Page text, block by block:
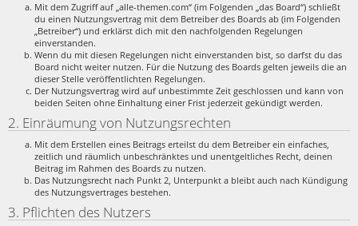
Mit dem Zugriff auf „alle-themen.com“ (im Folgenden „das Board“) schließt
du einen Nutzungsvertrag mit dem Betreiber des Boards ab (im Folgenden
„Betreiber“) und erklärst dich mit den nachfolgenden Regelungen
einverstanden.
Wenn du mit diesen Regelungen nicht einverstanden bist, so darfst du das
Board nicht weiter nutzen. Für die Nutzung des Boards gelten jeweils die an
dieser Stelle veröffentlichten Regelungen.
Der Nutzungsvertrag wird auf unbestimmte Zeit geschlossen und kann von
beiden Seiten ohne Einhaltung einer Frist jederzeit gekündigt werden.
2. Einräumung von Nutzungsrechten
Mit dem Erstellen eines Beitrags erteilst du dem Betreiber ein einfaches,
zeitlich und räumlich unbeschränktes und unentgeltliches Recht, deinen
Beitrag im Rahmen des Boards zu nutzen.
Das Nutzungsrecht nach Punkt 2, Unterpunkt a bleibt auch nach Kündigung
des Nutzungsvertrages bestehen.
3. Pflichten des Nutzers